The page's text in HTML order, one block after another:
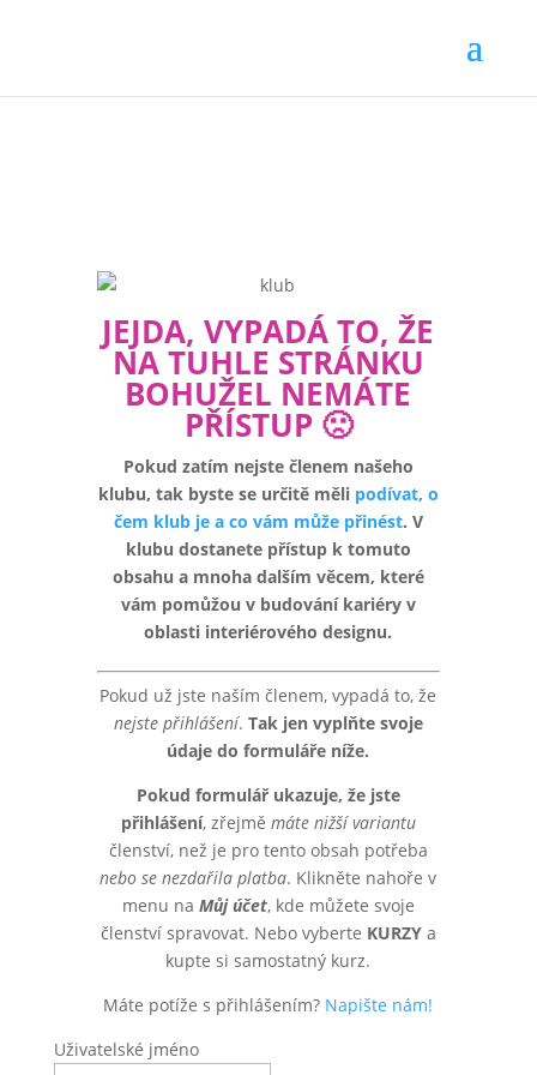
JEJDA, VYPADÁ TO, ŽE
NA TUHLE STRÁNKU
BOHUŽEL NEMÁTE
PŘÍSTUP 🙁
Pokud zatím nejste členem našeho
klubu, tak byste se určitě měli podívat, o
čem klub je a co vám může přinést. V
klubu dostanete přístup k tomuto
obsahu a mnoha dalším věcem, které
vám pomůžou v budování kariéry v
oblasti interiérového designu.
Pokud už jste naším členem, vypadá to, že
nejste přihlášení. Tak jen vyplňte svoje
údaje do formuláře níže.
Pokud formulář ukazuje, že jste
přihlášení, zřejmě máte nižší variantu
členství, než je pro tento obsah potřeba
nebo se nezdařila platba. Klikněte nahoře v
menu na Můj účet, kde můžete svoje
členství spravovat. Nebo vyberte KURZYa
kupte si samostatný kurz.
Máte potíže s přihlášením? Napište nám!
Uživatelské jméno